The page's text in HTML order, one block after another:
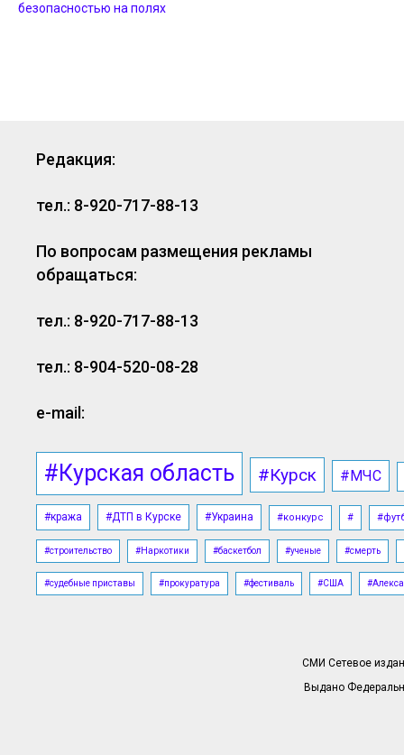
безопасностью на полях
Редакция:
тел.: 8-920-717-88-13
По вопросам размещения рекламы
обращаться:
тел.: 8-920-717-88-13
тел.: 8-904-520-08-28
e-mail:
#Курская область #Курск #МЧС
#кража #ДТП в Курске #Украина #конкурс #
#строительство #Наркотики #баскетбол #ученые #смерть
#судебные приставы #прокуратура #фестиваль #США
СМИ Сетевое
Выдано